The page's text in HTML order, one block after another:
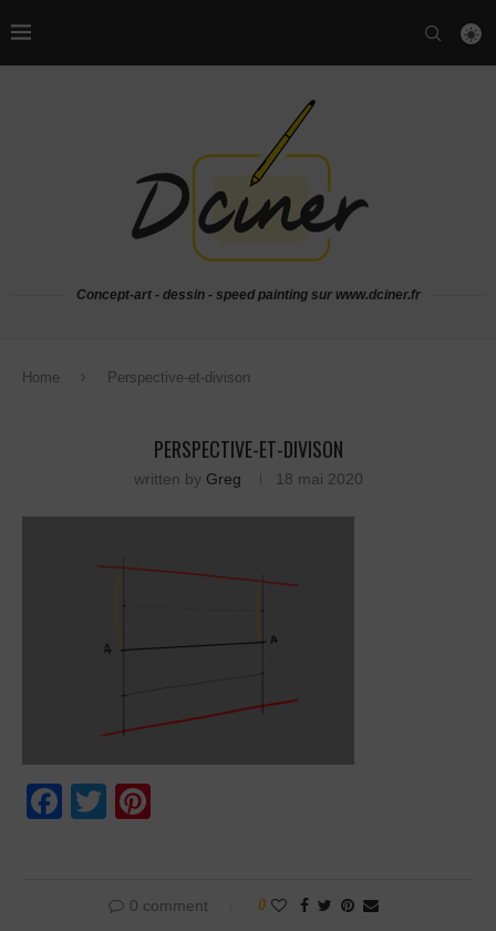
Concept-art - dessin - speed painting sur www.dciner.fr
Home Perspective-et-divison
PERSPECTIVE-ET-DIVISON
written by Greg 18 mai 2020
Facebook
Twitter
0 comment 0